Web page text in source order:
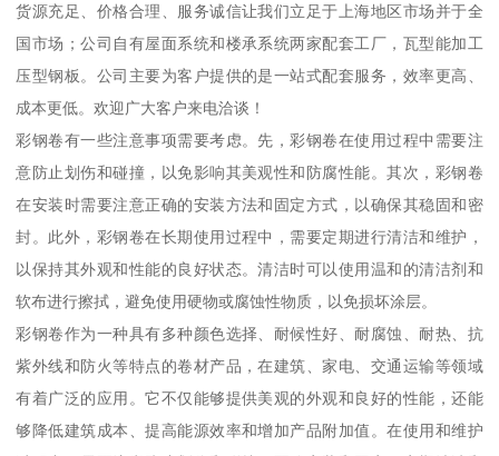
货源充足、价格合理、服务诚信让我们立足于上海地区市场并于全
国市场；公司自有屋面系统和楼承系统两家配套工厂，瓦型能加工
压型钢板。公司主要为客户提供的是一站式配套服务，效率更高、
成本更低。欢迎广大客户来电洽谈！
彩钢卷有一些注意事项需要考虑。先，彩钢卷在使用过程中需要注
意防止划伤和碰撞，以免影响其美观性和防腐性能。其次，彩钢卷
在安装时需要注意正确的安装方法和固定方式，以确保其稳固和密
封。此外，彩钢卷在长期使用过程中，需要定期进行清洁和维护，
以保持其外观和性能的良好状态。清洁时可以使用温和的清洁剂和
软布进行擦拭，避免使用硬物或腐蚀性物质，以免损坏涂层。
彩钢卷作为一种具有多种颜色选择、耐候性好、耐腐蚀、耐热、抗
紫外线和防火等特点的卷材产品，在建筑、家电、交通运输等领域
有着广泛的应用。它不仅能够提供美观的外观和良好的性能，还能
够降低建筑成本、提高能源效率和增加产品附加值。在使用和维护